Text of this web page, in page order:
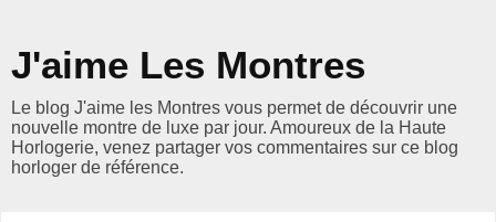
J'aime Les Montres
Le blog J'aime les Montres vous permet de découvrir une
nouvelle montre de luxe par jour. Amoureux de la Haute
Horlogerie, venez partager vos commentaires sur ce blog
horloger de référence.